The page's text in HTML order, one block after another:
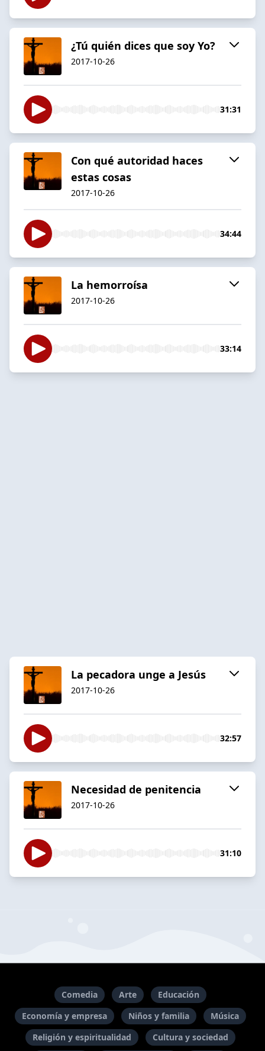
¿Tú quién dices que soy Yo?
2017-10-26
31:31
Con qué autoridad haces
estas cosas
2017-10-26
34:44
La hemorroísa
2017-10-26
33:14
La pecadora unge a Jesús
2017-10-26
32:57
Necesidad de penitencia
2017-10-26
31:10
Comedia Arte
Educación
Economía y empresa
Niños y familia
Música
Religión y espiritualidad
Cultura y sociedad